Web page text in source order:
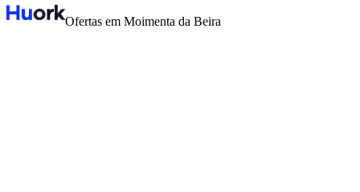
Ofertas em Moimenta da Beira